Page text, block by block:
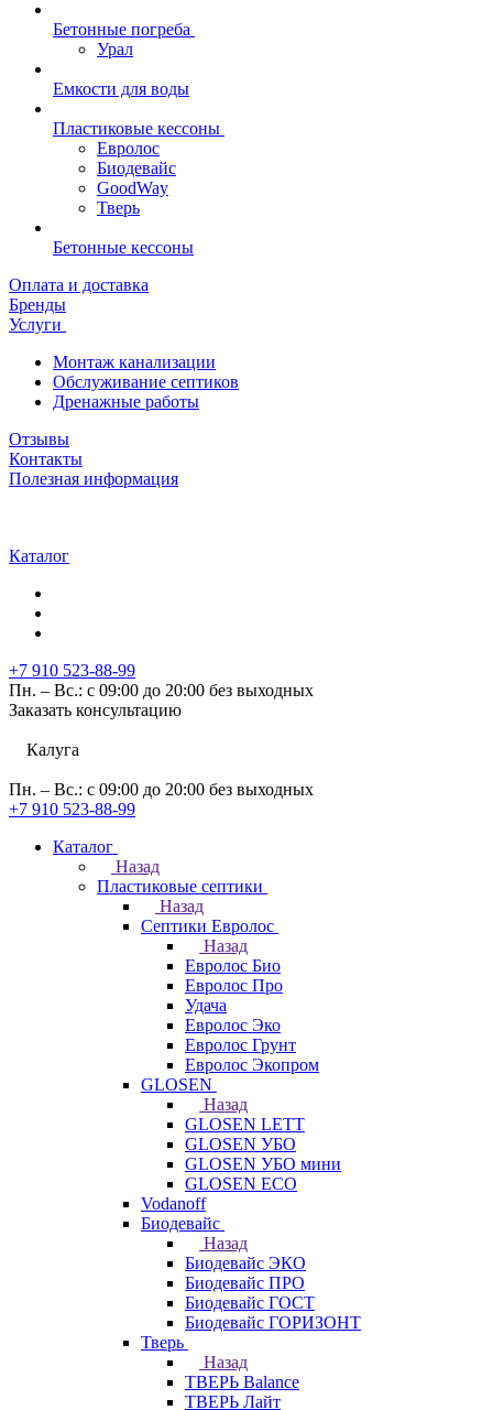
Бетонные погреба
Урал
Емкости для воды
Пластиковые кессоны
Евролос
Биодевайс
GoodWay
Тверь
Бетонные кессоны
Оплата и доставка
Бренды
Услуги
Монтаж канализации
Обслуживание септиков
Дренажные работы
Отзывы
Контакты
Полезная информация
Каталог
+7 910 523-88-99
Пн. – Вс.: с 09:00 до 20:00 без выходных
Заказать консультацию
Калуга
Пн. – Вс.: с 09:00 до 20:00 без выходных
+7 910 523-88-99
Каталог
Назад
Пластиковые септики
Назад
Септики Евролос
Назад
Евролос Био
Евролос Про
Удача
Евролос Эко
Евролос Грунт
Евролос Экопром
GLOSEN
Назад
GLOSEN LETT
GLOSEN УБО
GLOSEN УБО мини
GLOSEN ECO
Vodanoff
Биодевайс
Назад
Биодевайс ЭКО
Биодевайс ПРО
Биодевайс ГОСТ
Биодевайс ГОРИЗОНТ
Тверь
Назад
ТВЕРЬ Balance
ТВЕРЬ Лайт